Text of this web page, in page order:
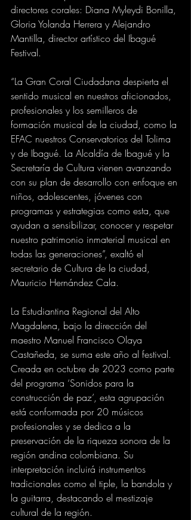
directores corales: Diana Myleydi Bonilla,
Gloria Yolanda Herrera y Alejandro
Mantilla, director artístico del Ibagué
Festival.
“La Gran Coral Ciudadana despierta el
sentido musical en nuestros aficionados,
profesionales y los semilleros de
formación musical de la ciudad, como la
EFAC nuestros Conservatorios del Tolima
y de Ibagué. La Alcaldía de Ibagué y la
Secretaría de Cultura vienen avanzando
con su plan de desarrollo con enfoque en
niños, adolescentes, jóvenes con
programas y estrategias como esta, que
ayudan a sensibilizar, conocer y respetar
nuestro patrimonio inmaterial musical en
todas las generaciones”, exaltó el
secretario de Cultura de la ciudad,
Mauricio Hernández Cala.
La Estudiantina Regional del Alto
Magdalena, bajo la dirección del
maestro Manuel Francisco Olaya
Castañeda, se suma este año al festival.
Creada en octubre de 2023 como parte
del programa ‘Sonidos para la
construcción de paz’, esta agrupación
está conformada por 20 músicos
profesionales y se dedica a la
preservación de la riqueza sonora de la
región andina colombiana. Su
interpretación incluirá instrumentos
tradicionales como el tiple, la bandola y
la guitarra, destacando el mestizaje
cultural de la región.